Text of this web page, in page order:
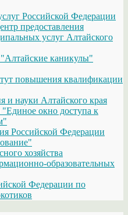
Российской Федерации
предоставления
услуг Алтайского
каникулы"
повышения квалификации
и науки Алтайского края
окно доступа к
Российской Федерации
хозяйства
образовательных
Федерации по